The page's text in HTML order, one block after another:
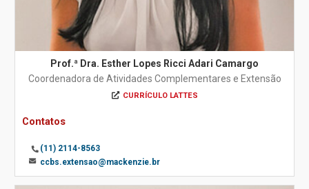
Prof.ª Dra. Esther Lopes Ricci Adari Camargo
Coordenadora de Atividades Complementares e Extensão
CURRÍCULO LATTES
Contatos
(11) 2114-8563
ccbs.extensao@mackenzie.br